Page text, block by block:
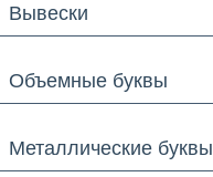
Вывески
Объемные буквы
Металлические буквы